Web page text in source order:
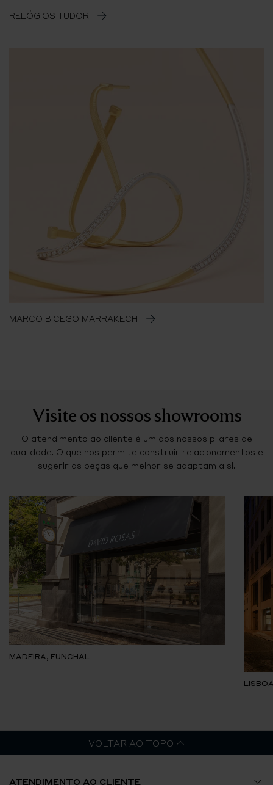
RELÓGIOS TUDOR
MARCO BICEGO MARRAKECH
Visite os nossos showrooms
O atendimento ao cliente é um dos nossos pilares de
qualidade. O que nos permite construir relacionamentos e
sugerir as peças que melhor se adaptam a si.
MADEIRA, FUNCHAL
VOLTAR AO TOPO
ATENDIMENTO AO CLIENTE